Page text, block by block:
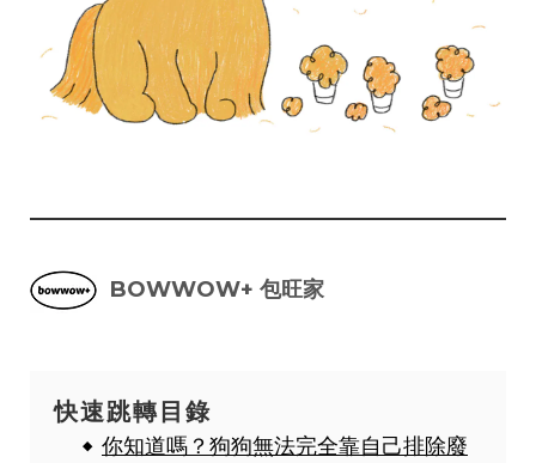
BOWWOW+ 包旺家
快速跳轉目錄
你知道嗎？狗狗無法完全靠自己排除廢